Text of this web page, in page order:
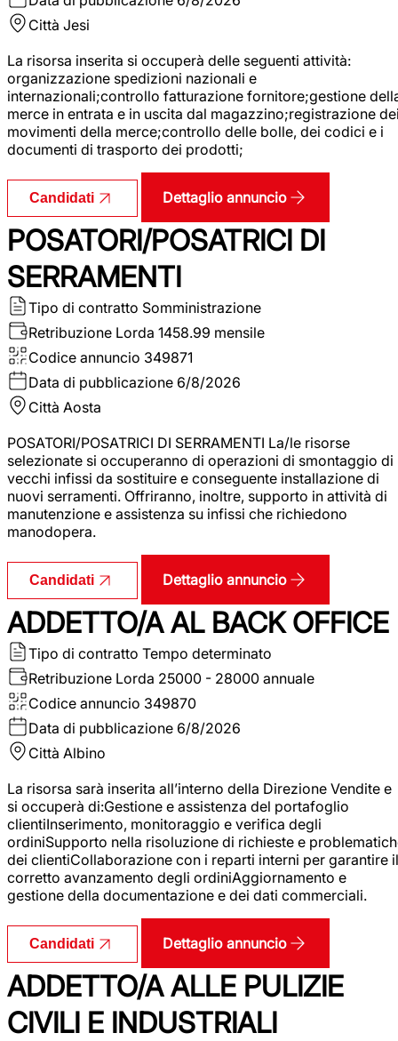
Città Jesi
La risorsa inserita si occuperà delle seguenti attività:
organizzazione spedizioni nazionali e
internazionali;controllo fatturazione fornitore;gestione
merce in entrata e in uscita dal magazzino;registrazione
movimenti della merce;controllo delle bolle, dei codici e i
documenti di trasporto dei prodotti;
Candidati Dettaglio annuncio
POSATORI/POSATRICI DI
SERRAMENTI
Tipo di contratto Somministrazione
Retribuzione Lorda 1458.99 mensile
Codice annuncio 349871
Data di pubblicazione 6/8/2026
Città Aosta
POSATORI/POSATRICI DI SERRAMENTI La/le risorse
selezionate si occuperanno di operazioni di smontaggio di
vecchi infissi da sostituire e conseguente installazione di
nuovi serramenti. Offriranno, inoltre, supporto in attività di
manutenzione e assistenza su infissi che richiedono
manodopera.
Candidati Dettaglio annuncio
ADDETTO/A AL BACK OFFICE
Tipo di contratto Tempo determinato
Retribuzione Lorda 25000 - 28000 annuale
Codice annuncio 349870
Data di pubblicazione 6/8/2026
Città Albino
La risorsa sarà inserita all’interno della Direzione Vendite e
si occuperà di:Gestione e assistenza del portafoglio
clientiInserimento, monitoraggio e verifica degli
ordiniSupporto nella risoluzione di richieste e
dei clientiCollaborazione con i reparti interni per garantire il
corretto avanzamento degli ordiniAggiornamento e
gestione della documentazione e dei dati commerciali.
Candidati Dettaglio annuncio
ADDETTO/A ALLE PULIZIE
CIVILI E INDUSTRIALI